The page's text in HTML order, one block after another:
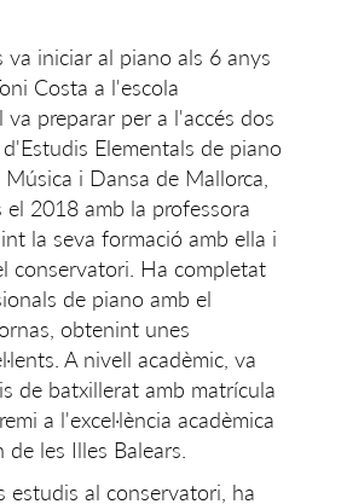
va iniciar al piano als 6 anys
Costa a l'escola
preparar per a l'accés dos
Elementals de piano
i Dansa de Mallorca,
2018 amb la professora
la seva formació amb ella i
conservatori. Ha completat
de piano amb el
obtenint unes
A nivell acadèmic, va
de batxillerat amb matrícula
a l'excel·lència acadèmica
les Illes Balears.
estudis al conservatori, ha